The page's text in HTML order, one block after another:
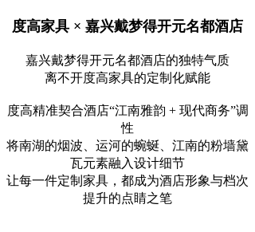
度高家具 × 嘉兴戴梦得开元名都酒店
嘉兴戴梦得开元名都酒店的独特气质
离不开度高家具的定制化赋能
度高精准契合酒店“江南雅韵 + 现代商务”调
性
将南湖的烟波、运河的蜿蜒、江南的粉墙黛
瓦元素融入设计细节
让每一件定制家具，都成为酒店形象与档次
提升的点睛之笔